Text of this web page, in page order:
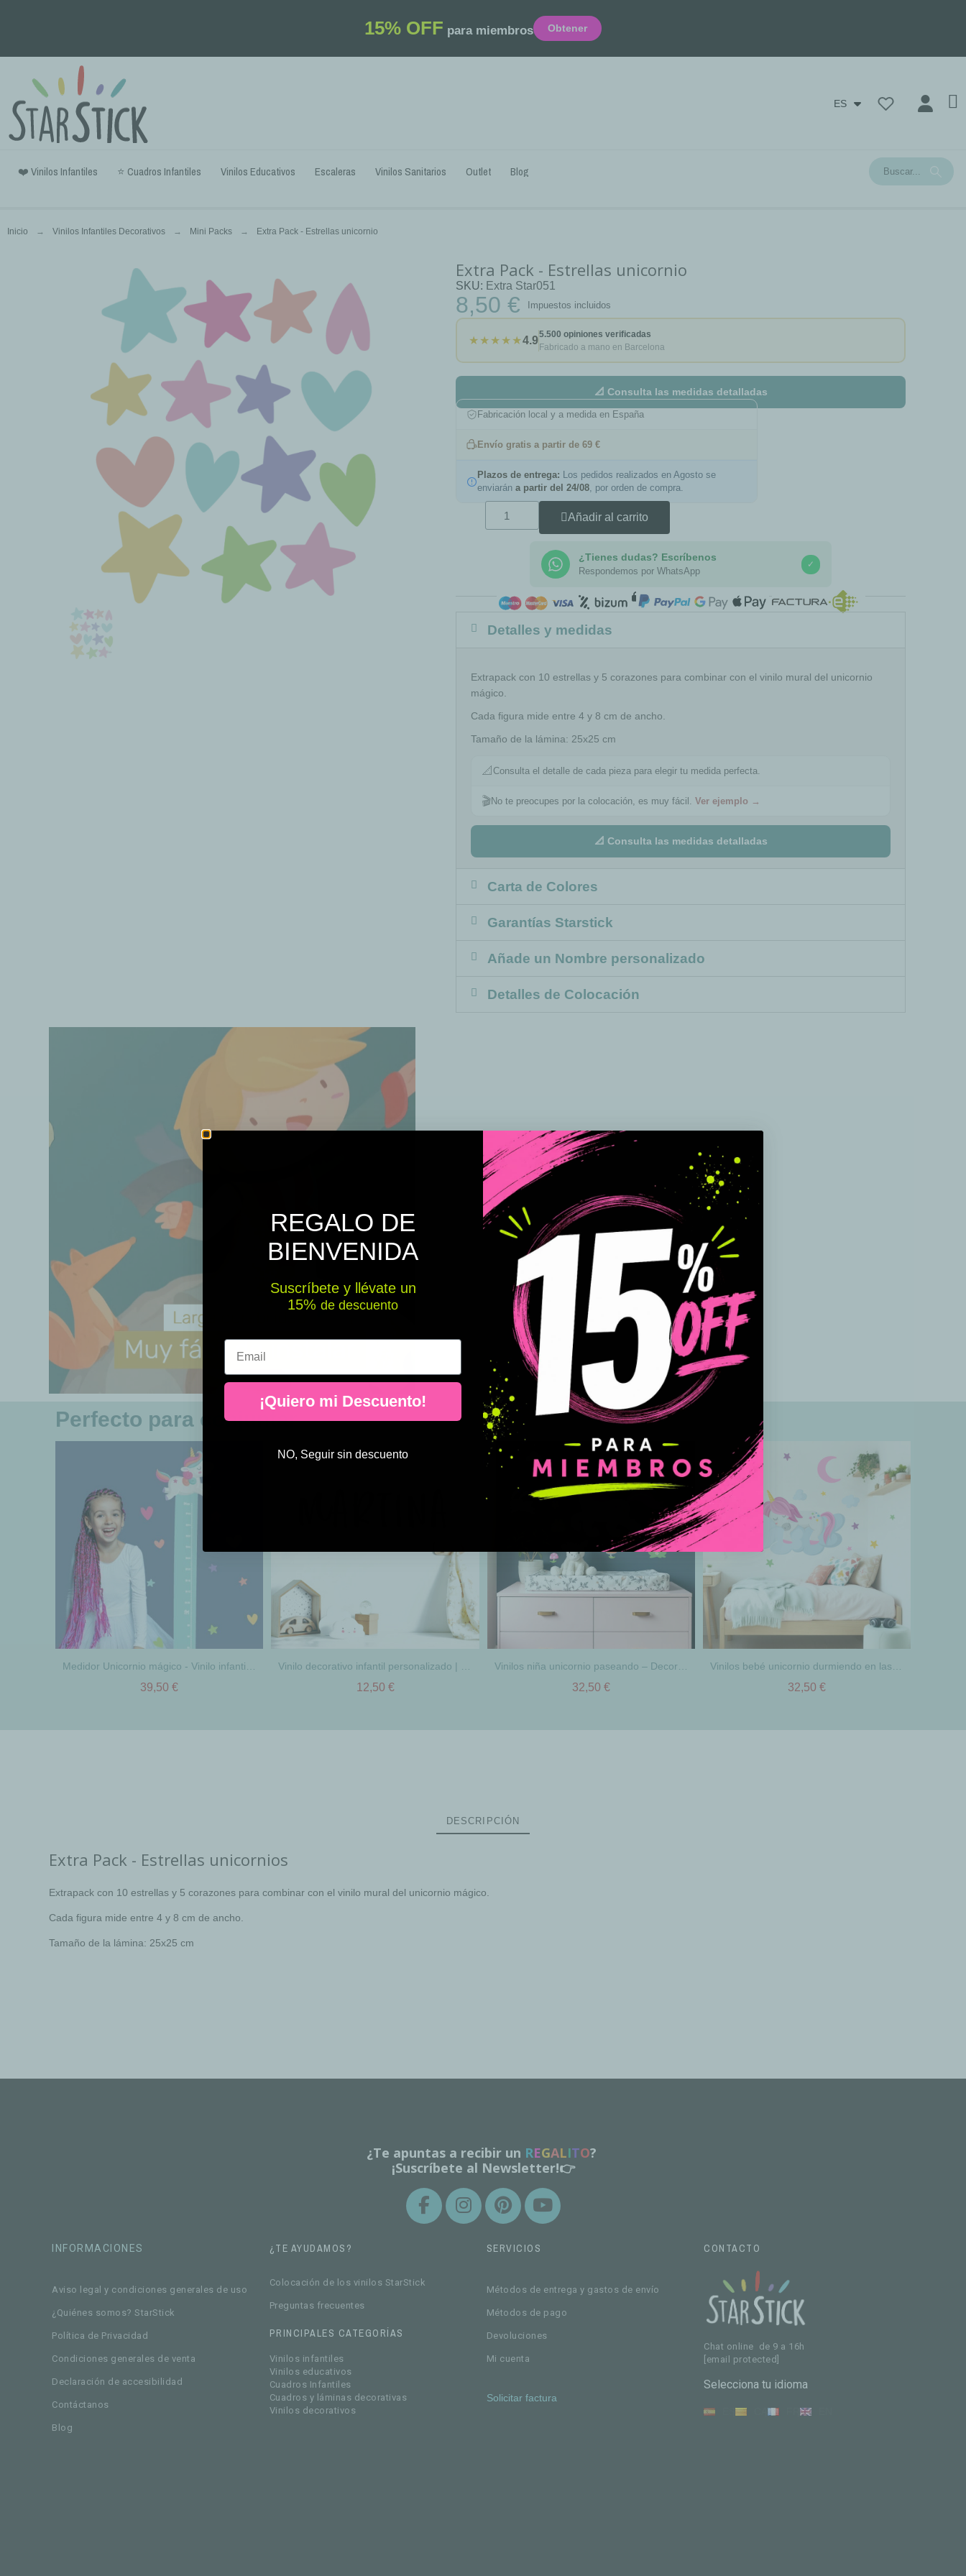
15% OFF para miembros Obtener
ES
❤️ Vinilos Infantiles ⭐ Cuadros Infantiles Vinilos Educativos Escaleras Vinilos Sanitarios Outlet Blog
Inicio Vinilos Infantiles Decorativos Mini Packs Extra Pack - Estrellas unicornio
Extra Pack - Estrellas unicornio
SKU Extra Star051
8,50 € Impuestos incluidos
★★★★★4.9
5.500 opiniones verificadas
Fabricado a mano en Barcelona
📐 Consulta las medidas detalladas
Fabricación local y a medida en España
Envío gratis a partir de 69 €
Plazos de entrega: Los pedidos realizados en Agosto se
enviarána partir del 24/08, por orden de compra.
Añadir al carrito
¿Tienes dudas? Escríbenos
Respondemos por WhatsApp
✓
COMPRA SEGURA
Detalles y medidas
Extrapack con 10 estrellas y 5 corazones para combinar con el vinilo mural del unicornio
mágico.
Cada figura mide entre 4 y 8 cm de ancho.
Tamaño de la lámina: 25x25 cm
📐 Consulta el detalle de cada pieza para elegir tu medida perfecta.
🎬No te preocupes por la colocación, es muy fácil.Ver ejemplo →
📐 Consulta las medidas detalladas
Carta de Colores
Garantías Starstick
Añade un Nombre personalizado
Detalles de Colocación
Perfecto para conjuntar
39,50 € 12,50 € 32,50 € 32,50 €
DESCRIPCIÓN
Extra Pack - Estrellas unicornios
Extrapack con 10 estrellas y 5 corazones para combinar con el vinilo mural del unicornio mágico.
Cada figura mide entre 4 y 8 cm de ancho.
Tamaño de la lámina: 25x25 cm
¿Te apuntas a recibir un REGALITO?
¡Suscríbete al Newsletter!👉
INFORMACIONES
Aviso legal y condiciones generales de uso
¿Quiénes somos? StarStick
Política de Privacidad
Condiciones generales de venta
Declaración de accesibilidad
Contáctanos
Blog
¿TE AYUDAMOS?
Colocación de los vinilos StarStick
Preguntas frecuentes
PRINCIPALES CATEGORÍAS
Vinilos infantiles
Vinilos educativos
Cuadros Infantiles
Cuadros y láminas decorativas
Vinilos decorativos
SERVICIOS
Métodos de entrega y gastos de envío
Métodos de pago
Devoluciones
Mi cuenta
Solicitar factura
CONTACTO
Chat online de 9 a 16h
[email protected]
Selecciona tu idioma
ES CA FR
REGALO DE
BIENVENIDA
Suscríbete y llévate un
15% ​​ de descuento
Email
¡Quiero mi Descuento!
NO, Seguir sin descuento